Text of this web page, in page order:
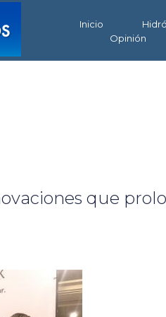
Inicio
Opinión
que